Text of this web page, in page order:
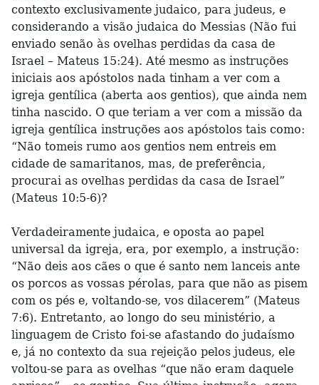
contexto exclusivamente judaico, para judeus, e
considerando a visão judaica do Messias (Não fui
enviado senão às ovelhas perdidas da casa de
Israel – Mateus 15:24). Até mesmo as instruções
iniciais aos apóstolos nada tinham a ver com a
igreja gentílica (aberta aos gentios), que ainda nem
tinha nascido. O que teriam a ver com a missão da
igreja gentílica instruções aos apóstolos tais como:
“Não tomeis rumo aos gentios nem entreis em
cidade de samaritanos, mas, de preferência,
procurai as ovelhas perdidas da casa de Israel”
(Mateus 10:5-6)?
Verdadeiramente judaica, e oposta ao papel
universal da igreja, era, por exemplo, a instrução:
“Não deis aos cães o que é santo nem lanceis ante
os porcos as vossas pérolas, para que não as pisem
com os pés e, voltando-se, vos dilacerem” (Mateus
7:6). Entretanto, ao longo do seu ministério, a
linguagem de Cristo foi-se afastando do judaísmo
e, já no contexto da sua rejeição pelos judeus, ele
voltou-se para as ovelhas “que não eram daquele